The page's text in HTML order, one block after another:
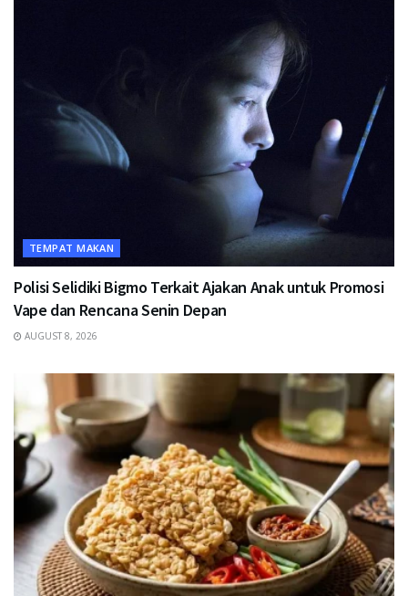
TEMPAT MAKAN
Polisi Selidiki Bigmo Terkait Ajakan Anak untuk Promosi
Vape dan Rencana Senin Depan
AUGUST 8, 2026